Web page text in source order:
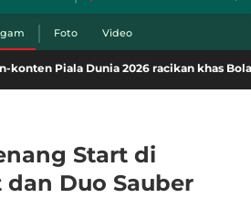
Foto Video
Dunia 2026 racikan khas Bola.com. Klik
Start di
dan Duo Sauber